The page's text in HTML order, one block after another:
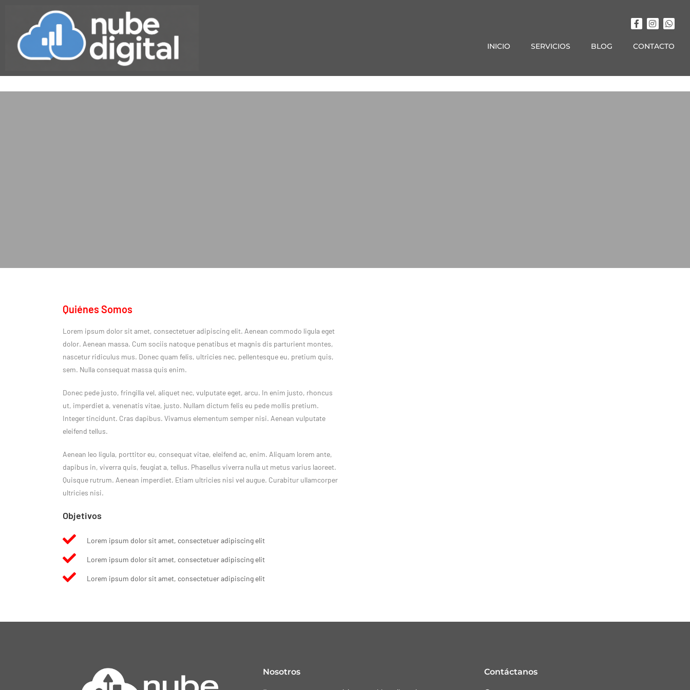
INICIO SERVICIOS BLOG CONTACTO
Quiénes Somos
Lorem ipsum dolor sit amet, consectetuer adipiscing elit. Aenean commodo ligula eget
dolor. Aenean massa. Cum sociis natoque penatibus et magnis dis parturient montes,
nascetur ridiculus mus. Donec quam felis, ultricies nec, pellentesque eu, pretium quis,
sem. Nulla consequat massa quis enim.
Donec pede justo, fringilla vel, aliquet nec, vulputate eget, arcu. In enim justo, rhoncus
ut, imperdiet a, venenatis vitae, justo. Nullam dictum felis eu pede mollis pretium.
Integer tincidunt. Cras dapibus. Vivamus elementum semper nisi. Aenean vulputate
eleifend tellus.
Aenean leo ligula, porttitor eu, consequat vitae, eleifend ac, enim. Aliquam lorem ante,
dapibus in, viverra quis, feugiat a, tellus. Phasellus viverra nulla ut metus varius laoreet.
Quisque rutrum. Aenean imperdiet. Etiam ultricies nisi vel augue. Curabitur ullamcorper
ultricies nisi.
Objetivos
Lorem ipsum dolor sit amet, consectetuer adipiscing elit
Lorem ipsum dolor sit amet, consectetuer adipiscing elit
Lorem ipsum dolor sit amet, consectetuer adipiscing elit
Nosotros Contáctanos